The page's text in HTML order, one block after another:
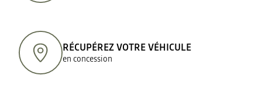
RÉCUPÉREZ VOTRE VÉHICULE
en concession